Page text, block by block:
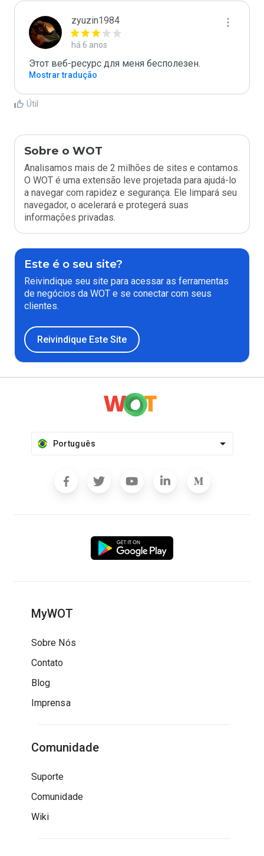
zyuzin1984
há 6 anos
Этот веб-ресурс для меня бесполезен.
Mostrar tradução
Útil
Sobre o WOT
Analisamos mais de 2 milhões de sites e contamos.
O WOT é uma extensão leve projetada para ajudá-lo
a navegar com rapidez e segurança. Ele limpará seu
navegador, o acelerará e protegerá suas
informações privadas.
Este é o seu site?
Reivindique seu site para acessar as ferramentas
de negócios da WOT e se conectar com seus
clientes.
Reivindique Este Site
Português
MyWOT
Sobre Nós
Contato
Blog
Imprensa
Comunidade
Suporte
Comunidade
Wiki